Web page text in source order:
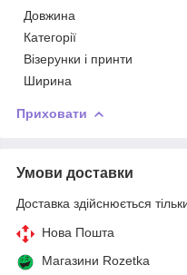
Довжина
Категорії
Візерунки і принти
Ширина
Приховати
Умови доставки
Доставка здійснюється
Нова Пошта
Магазини Rozetka